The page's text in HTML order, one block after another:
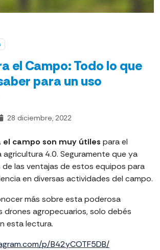
el Campo: Todo lo que
para un uso
28 diciembre, 2022
el campo son muy útiles para el
agricultura 4.0. Seguramente que ya
las ventajas de estos equipos para
en diversas actividades del campo.
más sobre esta poderosa
drones agropecuarios, solo debés
esta lectura.
p/B42yCOTF5DB/